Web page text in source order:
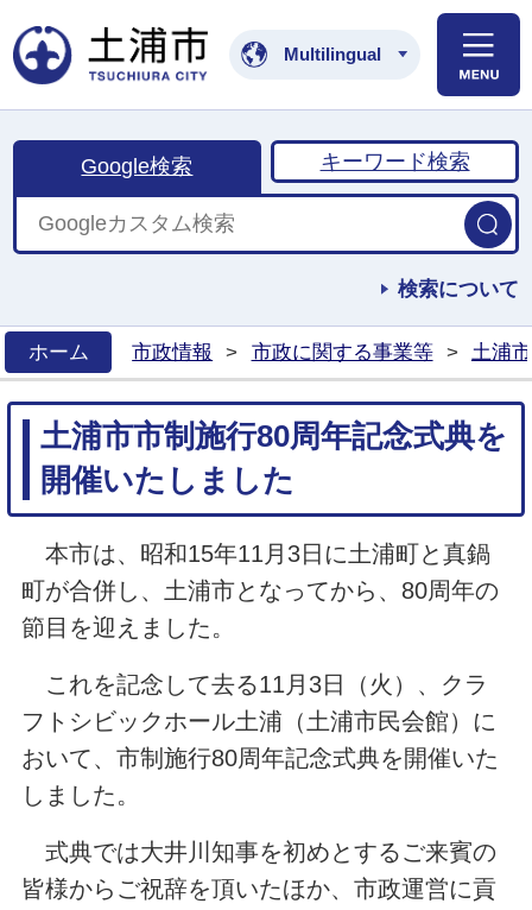
土浦市公式ホームペ
Multilingual
Google検索 キーワード検索
検索について
ホーム
市政情報 > 市政に関する事業等 > 土浦
土浦市市制施行80周年記念式典を
開催いたしました
本市は、昭和15年11月3日に土浦町と真鍋
町が合併し、土浦市となってから、80周年の
節目を迎えました。
これを記念して去る11月3日（火）、クラ
フトシビックホール土浦（土浦市民会館）に
おいて、市制施行80周年記念式典を開催いた
しました。
式典では大井川知事を初めとするご来賓の
皆様からご祝辞を頂いたほか、市政運営に貢